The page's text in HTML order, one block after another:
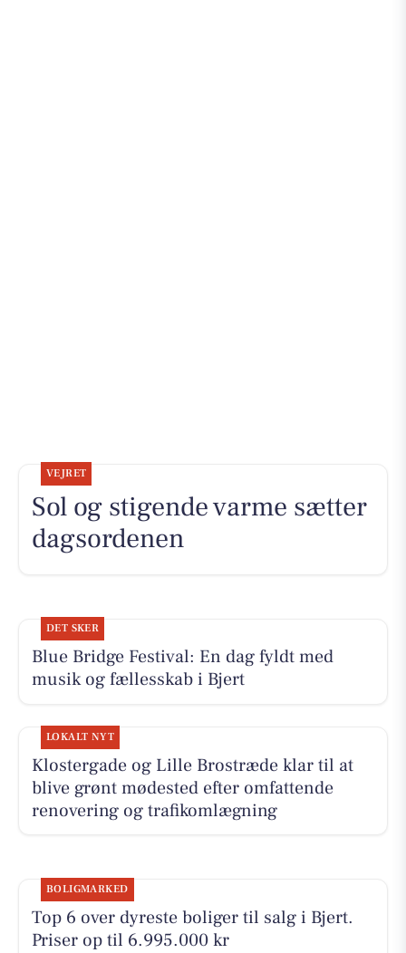
VEJRET
Sol og stigende varme sætter
dagsordenen
DET SKER
Blue Bridge Festival: En dag fyldt med
musik og fællesskab i Bjert
LOKALT NYT
Klostergade og Lille Brostræde klar til at
blive grønt mødested efter omfattende
renovering og trafikomlægning
BOLIGMARKED
Top 6 over dyreste boliger til salg i Bjert.
Priser op til 6.995.000 kr